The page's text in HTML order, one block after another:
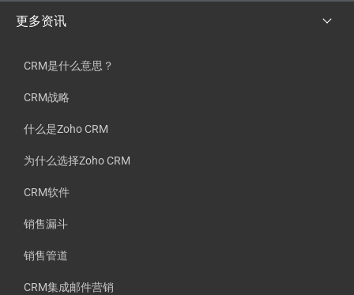
更多资讯
CRM是什么意思？
CRM战略
什么是Zoho CRM
为什么选择Zoho CRM
CRM软件
销售漏斗
销售管道
CRM集成邮件营销